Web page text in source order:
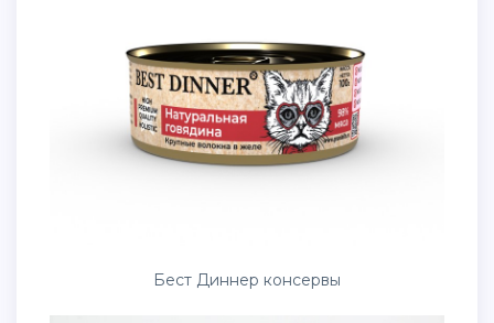
Бест Диннер консервы